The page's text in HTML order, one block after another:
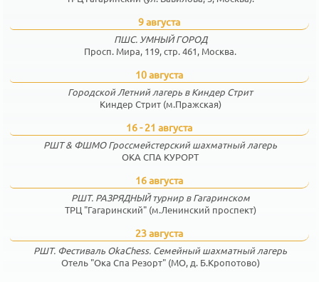
9 августа
ПШС. УМНЫЙ ГОРОД
Просп. Мира, 119, стр. 461, Москва.
10 августа
Городской Летний лагерь в Киндер Стрит
Киндер Стрит (м.Пражская)
16 - 21 августа
РШТ & ФШМО Гроссмейстерский шахматный лагерь
ОКА СПА КУРОРТ
16 августа
РШТ. РАЗРЯДНЫЙ турнир в Гагаринском
ТРЦ "Гагаринский" (м.Ленинский проспект)
23 августа
РШТ. Фестиваль OkaChess. Семейный шахматный лагерь
Отель "Ока Спа Резорт" (МО, д. Б.Кропотово)